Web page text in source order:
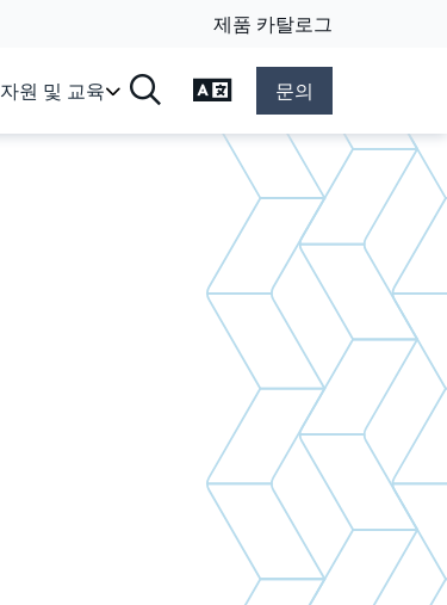
제품 카탈로그
자원 및 교육 언어 변경문의